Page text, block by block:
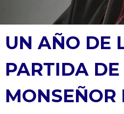
UN AÑO DE
PARTIDA DE
MONSEÑOR